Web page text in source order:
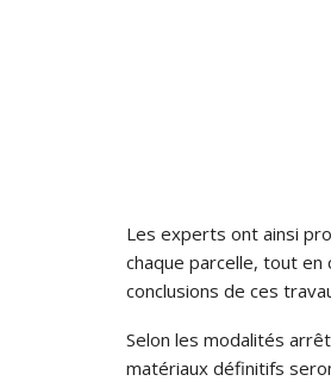
Les experts ont ainsi
chaque parcelle, tout
conclusions de ces
Selon les modalités
matériaux définitifs